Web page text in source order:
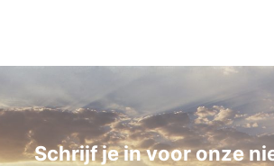
Schrijf je in voor onze